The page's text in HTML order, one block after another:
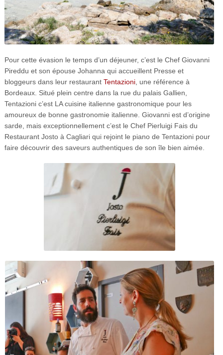
Pour cette évasion le temps d’un déjeuner, c’est le Chef Giovanni
Pireddu et son épouse Johanna qui accueillent Presse et
bloggeurs dans leur restaurant Tentazioni, une référence à
Bordeaux. Situé plein centre dans la rue du palais Gallien,
Tentazioni c’est LA cuisine italienne gastronomique pour les
amoureux de bonne gastronomie italienne. Giovanni est d’origine
sarde, mais exceptionnellement c’est le Chef Pierluigi Fais du
Restaurant Josto à Cagliari qui rejoint le piano de Tentazioni pour
faire découvrir des saveurs authentiques de son île bien aimée.